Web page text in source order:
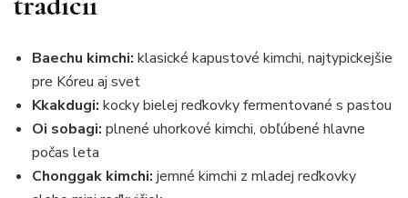
Baechu kimchi: klasické kapustové kimchi, najtypickejšie
pre Kóreu aj svet
Kkakdugi: kocky bielej reďkovky fermentované s pastou
Oi sobagi: plnené uhorkové kimchi, obľúbené hlavne
počas leta
Chonggak kimchi: jemné kimchi z mladej reďkovky